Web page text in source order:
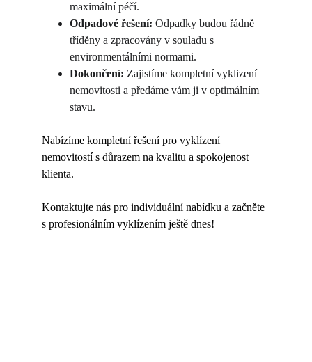
maximální péčí.
Odpadové řešení: Odpadky budou řádně
tříděny a zpracovány v souladu s
environmentálními normami.
Dokončení: Zajistíme kompletní vyklizení
nemovitosti a předáme vám ji v optimálním
stavu.
Nabízíme kompletní řešení pro vyklízení
nemovitostí s důrazem na kvalitu a spokojenost
klienta.
Kontaktujte nás pro individuální nabídku a začněte
s profesionálním vyklízením ještě dnes!